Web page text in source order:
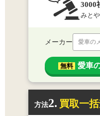
3000
みと
メーカー 愛車の
無料 愛車
方法2. 買取一